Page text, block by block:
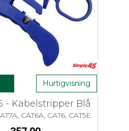
Hurtigvisning
- Kabelstripper Blå
CAT6A, CAT6, CAT5E